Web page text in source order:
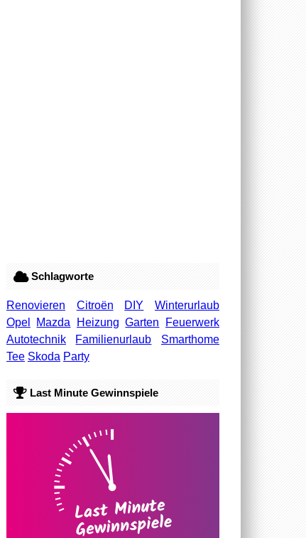
Schlagworte
Renovieren Citroën DIY
Winterurlaub
Opel
Mazda Heizung Garten
Feuerwerk
Autotechnik
Familienurlaub
Smarthome
Tee Skoda Party
Last Minute Gewinnspiele